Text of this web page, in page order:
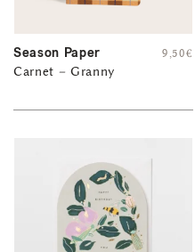
Season Paper
Carnet – Granny
9,50€